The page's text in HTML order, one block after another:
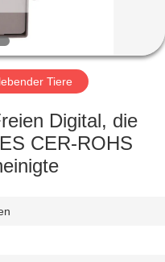
Tiere
Digital, die
CER-ROHS